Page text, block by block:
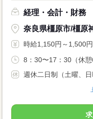
経理・会計・財務
奈良県橿原市/橿原
時給1,150円～1,500円
8：30〜17：30（休憩
週休二日制（土曜、日